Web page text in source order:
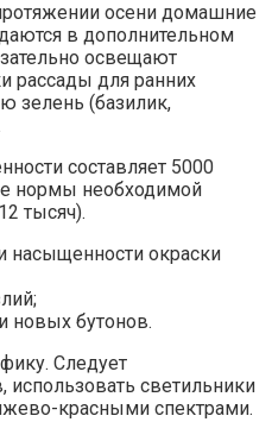
осени домашние
в дополнительном
освещают
рассады для ранних
зелень (базилик,
составляет 5000
нормы необходимой
тысяч).
насыщенности окраски
новых бутонов.
Следует
светильники
красными спектрами.